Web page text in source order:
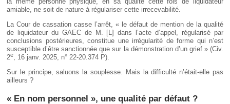
amiable, ne soit de nature à régulariser cette irrecevabilité.
La Cour de cassation casse l’arrêt, « le défaut de mention de la qualité
de liquidateur du GAEC de M. [L] dans l’acte d’appel, régularisé par
conclusions postérieures, constitue une irrégularité de forme qui n’est
susceptible d’être sanctionnée que sur la démonstration d’un grief » (Civ.
2e
, 16 janv. 2025, n° 22-20.374 P).
Sur le principe, saluons la souplesse. Mais la difficulté n’était-elle pas
ailleurs ?
« En nom personnel », une qualité par défaut ?